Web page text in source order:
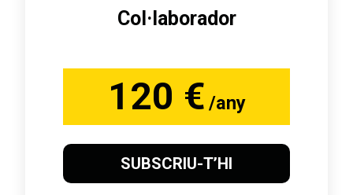
Col·laborador
120 € /any
SUBSCRIU-T’HI